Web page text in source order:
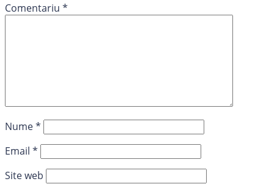
Comentariu *
Nume*
Email *
Site web